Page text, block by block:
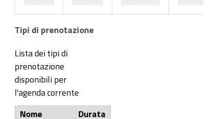
Tipi di prenotazione
Lista dei tipi di
prenotazione
disponibili per
l'agenda corrente
Nome
Durata